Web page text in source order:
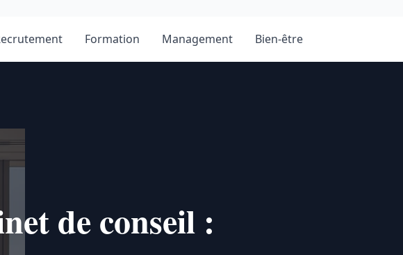
Formation Management Bien-être
de conseil :